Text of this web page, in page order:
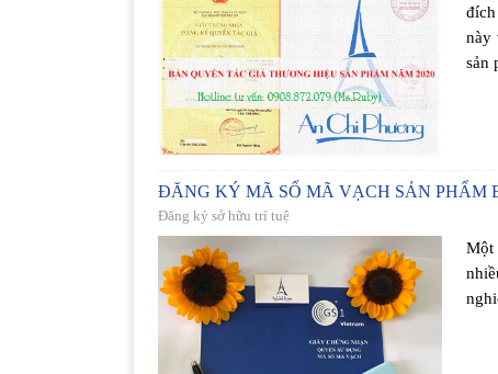
này
sản
ĐĂNG KÝ MÃ SỐ MÃ VẠCH SẢN PHẨM
Đăng ký sở hữu trí tuệ
Một